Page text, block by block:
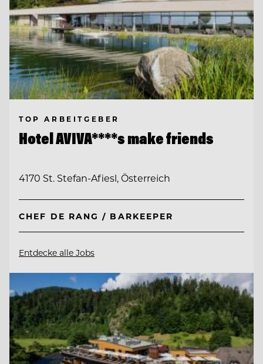
TOP ARBEITGEBER
Hotel AVIVA****s make friends
4170 St. Stefan-Afiesl, Österreich
CHEF DE RANG / BARKEEPER
Entdecke alle Jobs